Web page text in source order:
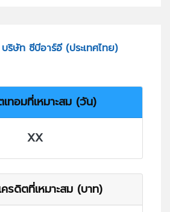
ริษัท ซีบีอาร์อี (ประเทศไทย)
เทอมที่เหมาะสม (วัน)
XX
รดิตที่เหมาะสม (บาท)